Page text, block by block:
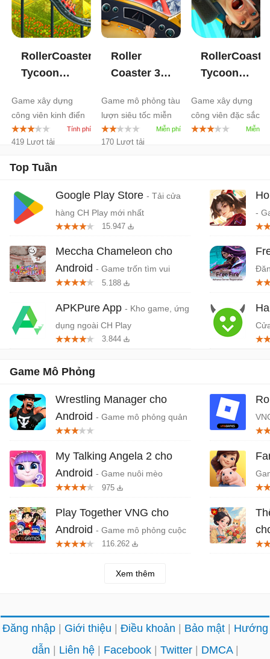
RollerCoaster
Tycoon
Android1.0
Game xây dựng
công viên kinh điển
trên Android
419 Lượt tải
Roller
Coaster 3D
Android1.0
Game mô phỏng tàu
lượn siêu tốc miễn
phí
170 Lượt tải
Tycoon
iOS1.07
Game xây dựng
công viên đặc sắc
miễn phí trên iPhone
Top Tuần
Google Play Store - Tải cửa
hàng CH Play mới nhất
15.947
Meccha Chameleon cho
Android - Game trốn tìm vui
nhộn nhiều người chơi
5.188
APKPure App - Kho game, ứng
dụng ngoài CH Play
3.844
-
Da
Game Mô Phỏng
Wrestling Manager cho
Android - Game mô phỏng quản
lý đấu vật tối thượng
My Talking Angela 2 cho
Android - Game nuôi mèo
Angela 2
975
Play Together VNG cho
Android - Game mô phỏng cuộc
sống thế giới ảo116.262
Xem thêm
Đăng nhập Giới thiệu Điều khoản Bảo mật
Hướng
dẫn
Liên hệ Facebook Twitter DMCA